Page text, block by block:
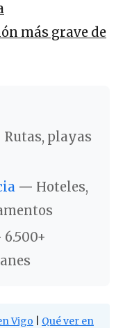
más grave de
Rutas, playas
— Hoteles,
6.500+
Vigo
Qué ver en